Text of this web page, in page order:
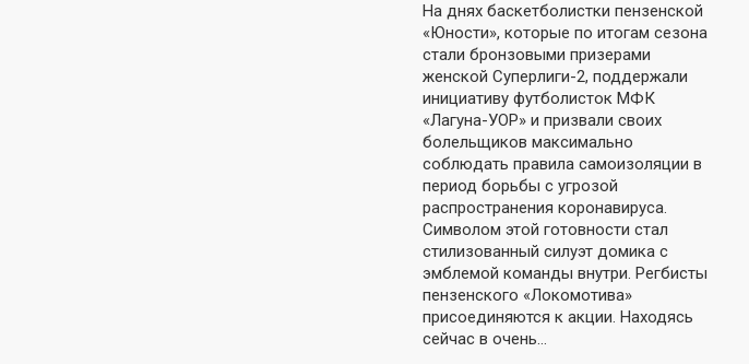
На днях баскетболистки пензенской
«Юности», которые по итогам сезона
стали бронзовыми призерами
женской Суперлиги-2, поддержали
инициативу футболисток МФК
«Лагуна-УОР» и призвали своих
болельщиков максимально
соблюдать правила самоизоляции в
период борьбы с угрозой
распространения коронавируса.
Символом этой готовности стал
стилизованный силуэт домика с
эмблемой команды внутри. Регбисты
пензенского «Локомотива»
присоединяются к акции. Находясь
сейчас в очень…